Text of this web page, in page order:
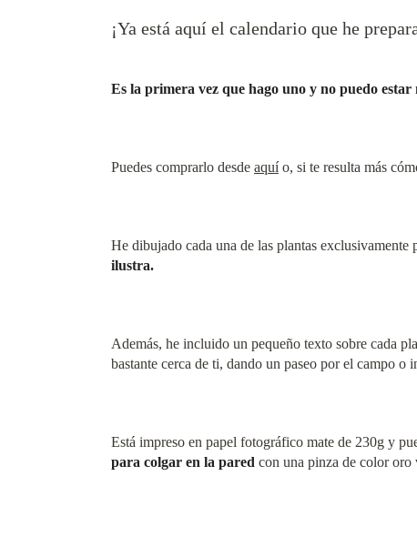
¡Ya está aquí el calendario que he
Es la primera vez que hago uno y no puedo
Puedes comprarlo desde aquío, si te resulta más
He dibujado cada una de las plantas exclusivamente
ilustra.
Además, he incluido un pequeño texto sobre cada
bastante cerca de ti, dando un paseo por el campo o
Está impreso en papel fotográfico mate de 230g y
para colgar en la pared con una pinza de color oro